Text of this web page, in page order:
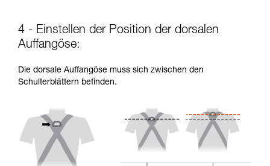
4 - Einstellen der Position der dorsalen
Auffangöse:
Die dorsale Auffangöse muss sich zwischen den
Schulterblättern befinden.